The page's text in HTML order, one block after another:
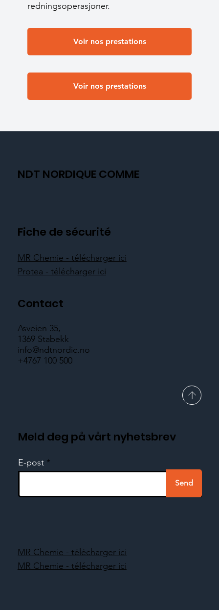
redningsoperasjoner.
Voir nos prestations
Voir nos prestations
NDT NORDIQUE COMME
Fiche de sécurité
MR Chemie - télécharger ici
Protea - télécharger ici
Contact
Asveien 35,
1369 Stabekk
info@ndtnordic.no
+4767 100 500
Meld deg på vårt nyhetsbrev
E-post
Send
MR Chemie - télécharger ici
MR Chemie - télécharger ici